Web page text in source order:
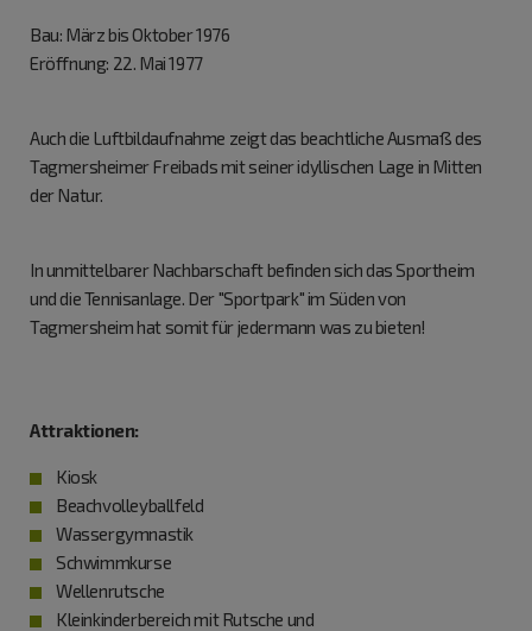
Bau: März bis Oktober 1976
Eröffnung: 22. Mai 1977
Auch die Luftbildaufnahme zeigt das beachtliche Ausmaß des
Tagmersheimer Freibads mit seiner idyllischen Lage in Mitten
der Natur.
In unmittelbarer Nachbarschaft befinden sich das Sportheim
und die Tennisanlage. Der "Sportpark" im Süden von
Tagmersheim hat somit für jedermann was zu bieten!
Attraktionen:
Kiosk
Beachvolleyballfeld
Wassergymnastik
Schwimmkurse
Wellenrutsche
Kleinkinderbereich mit Rutsche und